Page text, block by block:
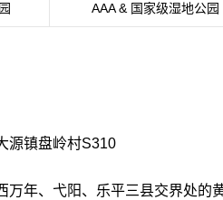
AAA & 国家级湿地公园
源镇盘岭村S310
万年、弋阳、乐平三县交界处的